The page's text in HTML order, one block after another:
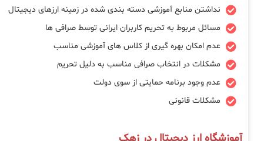
نداشتن منابع آموزشی دسته بندی شده در زمینه ارزهای دیجیتال
مسائل مربوط به تحریم کاربران ایرانی توسط صرافی ها
عدم امکان بهره گیری از کلاس های آموزشی مناسب
مشکلات در انتخاب صرافی مناسب به دلیل تحریم
عدم وجود برنامه حمایتی از سوی دولت
مشکلات قانونی